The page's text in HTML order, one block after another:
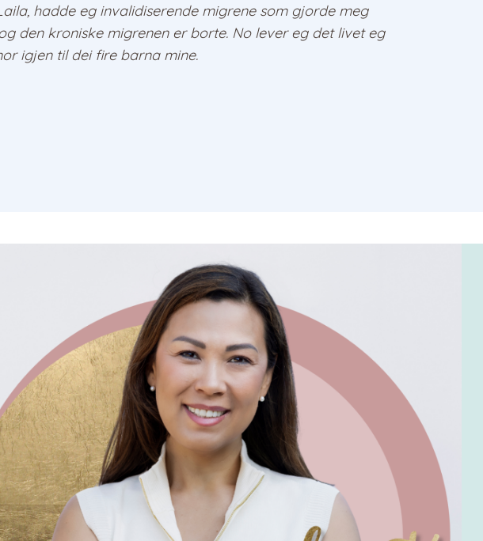
, hadde eg invalidiserende migrene som gjorde meg
den kroniske migrenen er borte. No lever eg det livet eg
igjen til dei fire barna mine.